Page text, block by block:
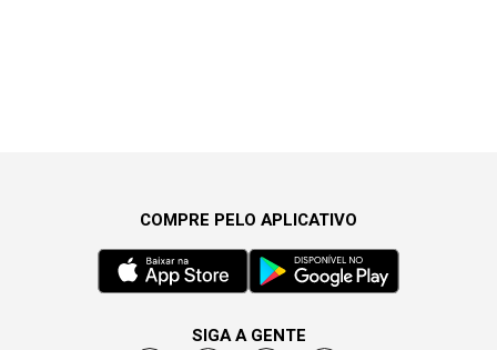
COMPRE PELO APLICATIVO
SIGA A GENTE